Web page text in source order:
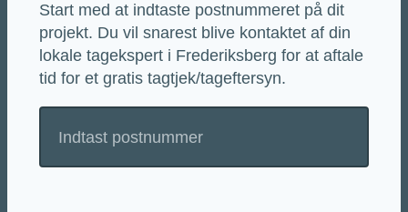
Start med at indtaste postnummeret på dit
projekt. Du vil snarest blive kontaktet af din
lokale tagekspert i Frederiksberg for at aftale
tid for et gratis tagtjek/tageftersyn.